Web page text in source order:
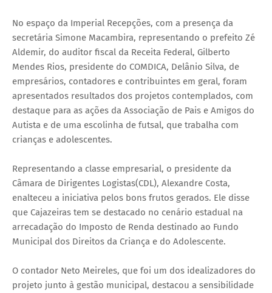
No espaço da Imperial Recepções, com a presença da
secretária Simone Macambira, representando o prefeito Zé
Aldemir, do auditor fiscal da Receita Federal, Gilberto
Mendes Rios, presidente do COMDICA, Delânio Silva, de
empresários, contadores e contribuintes em geral, foram
apresentados resultados dos projetos contemplados, com
destaque para as ações da Associação de Pais e Amigos do
Autista e de uma escolinha de futsal, que trabalha com
crianças e adolescentes.
Representando a classe empresarial, o presidente da
Câmara de Dirigentes Logistas(CDL), Alexandre Costa,
enalteceu a iniciativa pelos bons frutos gerados. Ele disse
que Cajazeiras tem se destacado no cenário estadual na
arrecadação do Imposto de Renda destinado ao Fundo
Municipal dos Direitos da Criança e do Adolescente.
O contador Neto Meireles, que foi um dos idealizadores do
projeto junto à gestão municipal, destacou a sensibilidade